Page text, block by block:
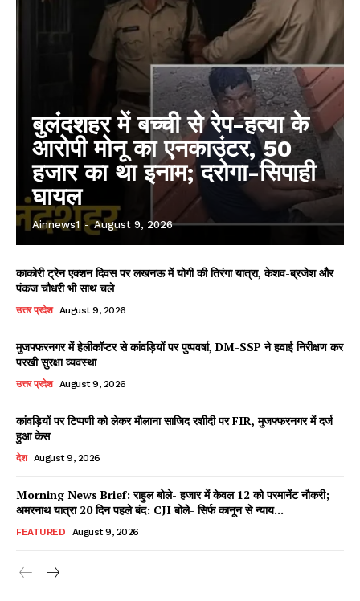
Facebook
X WhatsApp
Read Latest News on AIN
बुलंदशहर में बच्ची से रेप-हत्या के
आरोपी मोनू का एनकाउंटर, 50
हजार का था इनाम; दरोगा-सिपाही
घायल
Ainnews1 - August 9, 2026
काकोरी ट्रेन एक्शन दिवस पर लखनऊ में योगी की तिरंगा यात्रा, केशव-ब्रजेश और
पंकज चौधरी भी साथ चले
उत्तर प्रदेश August 9, 2026
मुजफ्फरनगर में हेलीकॉप्टर से कांवड़ियों पर पुष्पवर्षा, DM-SSP ने हवाई निरीक्षण कर
परखी सुरक्षा व्यवस्था
उत्तर प्रदेश August 9, 2026
कांवड़ियों पर टिप्पणी को लेकर मौलाना साजिद रशीदी पर FIR, मुजफ्फरनगर में दर्ज
हुआ केस
देश August 9, 2026
Morning News Brief: राहुल बोले- हजार में केवल 12 को परमानेंट नौकरी;
अमरनाथ यात्रा 20 दिन पहले बंद: CJI बोले- सिर्फ कानून से न्याय...
FEATURED August 9, 2026